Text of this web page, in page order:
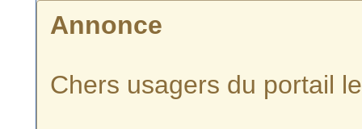
Annonce
Chers usagers du portail